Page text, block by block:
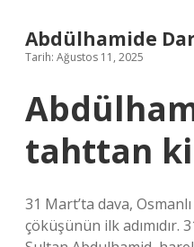
Abdülhamide
Tarih: Ağustos 11, 2025
tahttan
31 Mart’ta dava,
çöküşünün ilk adımıdır.